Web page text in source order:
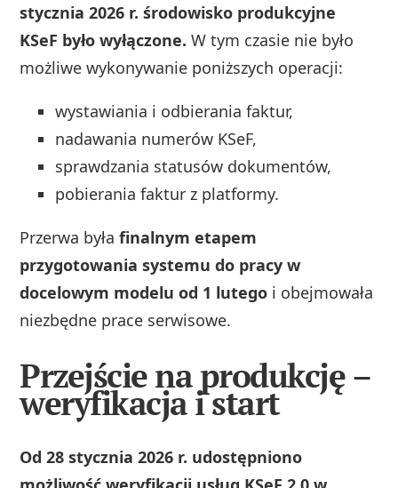
stycznia 2026 r. środowisko produkcyjne
KSeF było wyłączone. W tym czasie nie było
możliwe wykonywanie poniższych operacji:
wystawiania i odbierania faktur,
nadawania numerów KSeF,
sprawdzania statusów dokumentów,
pobierania faktur z platformy.
Przerwa byłafinalnym etapem
przygotowania systemu do pracy w
docelowym modelu od 1 lutego i obejmowała
niezbędne prace serwisowe.
Przejście na produkcję –
weryfikacja i start
Od 28 stycznia 2026 r. udostępniono